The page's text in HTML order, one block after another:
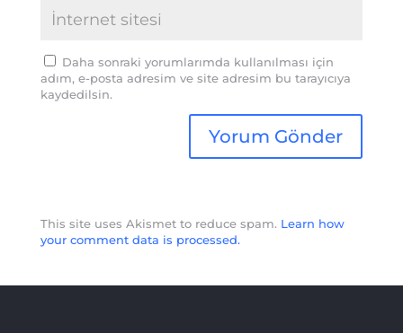
Daha sonraki yorumlarımda kullanılması için
adım, e-posta adresim ve site adresim bu tarayıcıya
kaydedilsin.
This site uses Akismet to reduce spam. Learn how
your comment data is processed.